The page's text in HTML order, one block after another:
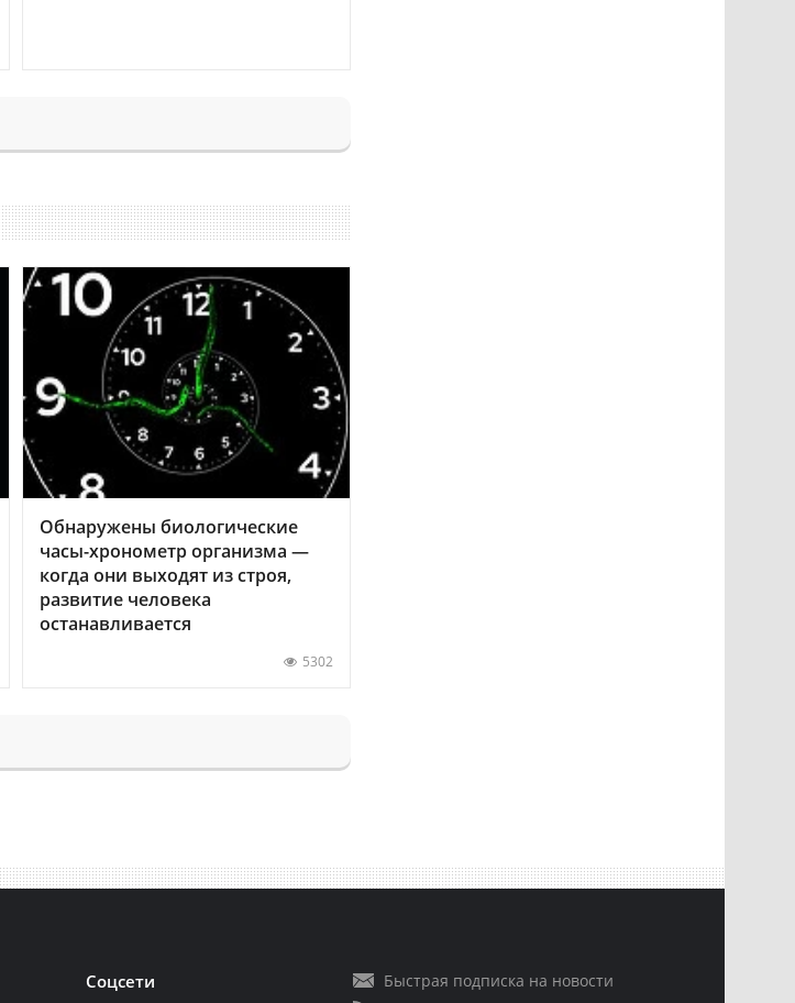
Обнаружены биологические
часы-хронометр организма —
когда они выходят из строя,
развитие человека
останавливается
5302
Соцсети
Быстрая подписка на новости